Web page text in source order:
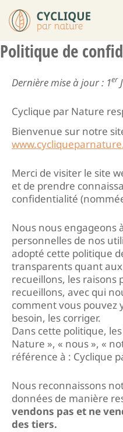
au
contenu
Politique de
Dernière mise à jour : 1er
Cyclique par Nature
Bienvenue sur notre
Merci de visiter le site
et de prendre
confidentialité (nommée
Nous nous engageons
personnelles de nos
adopté cette politique
transparents quant
recueillons, les raisons
recueillons, avec qui
comment vous pouvez
besoin, les corriger.
Dans cette politique,
Nature », « nous », «
référence à : Cyclique
Nous reconnaissons
données de manière
vendons pas et ne
des tiers.